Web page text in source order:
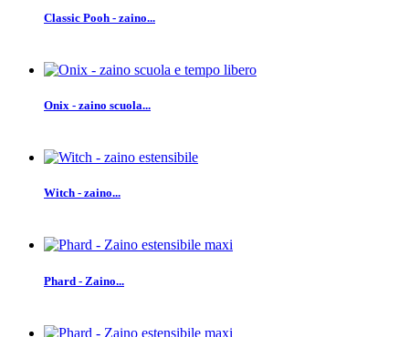
Classic Pooh - zaino...
Onix - zaino scuola...
Witch - zaino...
Phard - Zaino...